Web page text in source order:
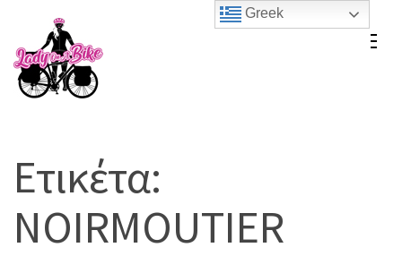
content
(Press
Ετικέτα:
NOIRMOUTIER
Greek